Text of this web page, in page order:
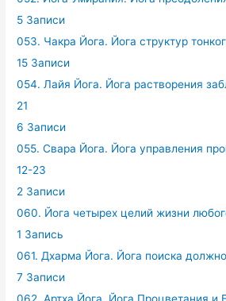
5 Записи
053. Чакра Йога. Йога структур
15 Записи
054. Лайя Йога. Йога растворения
21
6 Записи
055. Свара Йога. Йога управления
12-23
2 Записи
060. Йога четырех целий жизни
1 Запись
061. Дхарма Йога. Йога поиска
7 Записи
062. Артха Йога. Йога Процветания и